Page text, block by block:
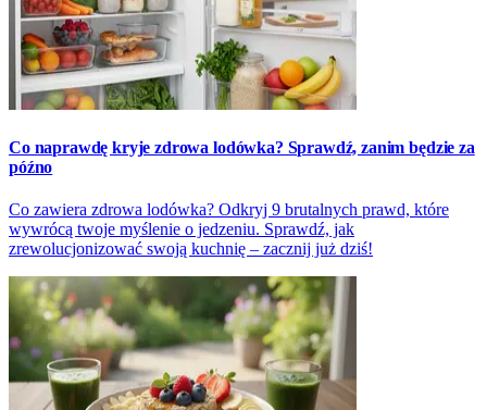
Co naprawdę kryje zdrowa lodówka? Sprawdź, zanim będzie za
późno
Co zawiera zdrowa lodówka? Odkryj 9 brutalnych prawd, które
wywrócą twoje myślenie o jedzeniu. Sprawdź, jak
zrewolucjonizować swoją kuchnię – zacznij już dziś!